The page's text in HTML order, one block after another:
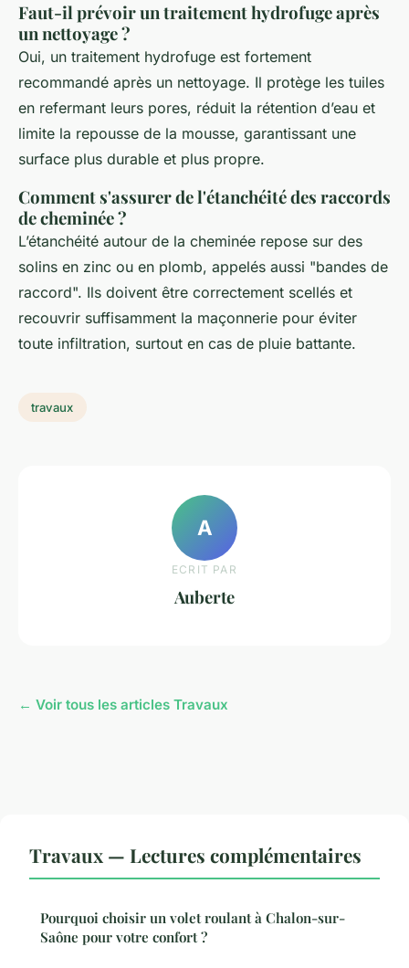
Faut-il prévoir un traitement hydrofuge après
un nettoyage ?
Oui, un traitement hydrofuge est fortement
recommandé après un nettoyage. Il protège les tuiles
en refermant leurs pores, réduit la rétention d’eau et
limite la repousse de la mousse, garantissant une
surface plus durable et plus propre.
Comment s'assurer de l'étanchéité des raccords
de cheminée ?
L’étanchéité autour de la cheminée repose sur des
solins en zinc ou en plomb, appelés aussi "bandes de
raccord". Ils doivent être correctement scellés et
recouvrir suffisamment la maçonnerie pour éviter
toute infiltration, surtout en cas de pluie battante.
travaux
A
ECRIT PAR
Auberte
← Voir tous les articles Travaux
Travaux — Lectures complémentaires
Pourquoi choisir un volet roulant à Chalon-sur-
Saône pour votre confort ?